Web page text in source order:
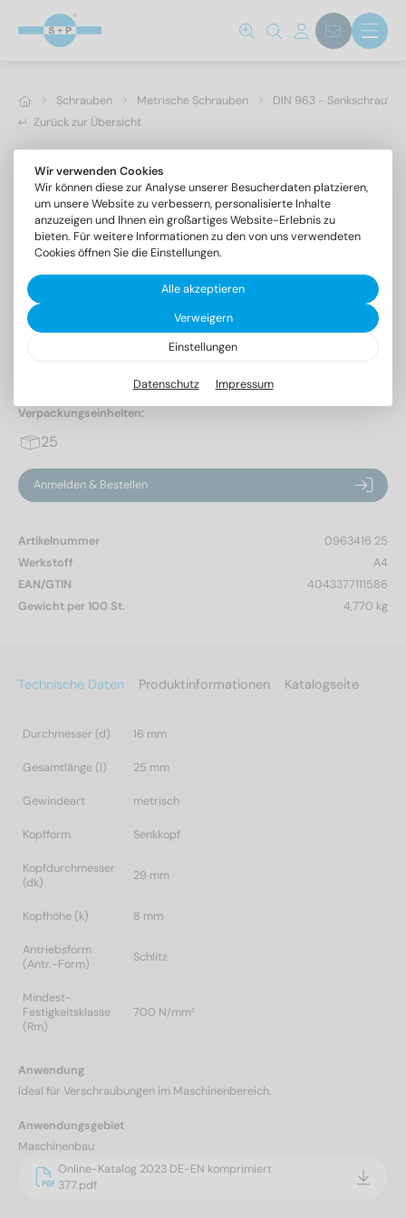
Schrauben Metrische Schrauben
DIN 963 -
Zurück zur Übersicht
DIN 963 A4 M 16X25
Senkschrauben mit Schlitz
Verpackungseinheiten:
25
Anmelden & Bestellen
Artikelnummer
0963416 25
Werkstoff
A4
EAN/GTIN
4043377111586
Gewicht per 100 St.
4,770 kg
Technische Daten Produktinformationen Katalogseite
Durchmesser (d) 16 mm
Gesamtlänge (l) 25 mm
Gewindeart metrisch
Kopfform Senkkopf
Kopfdurchmesser
(dk)
29 mm
Kopfhöhe (k) 8 mm
Antriebsform
(Antr.-Form)
Schlitz
Mindest-
Festigkeitsklasse
(Rm)
700 N/mm²
Anwendung
Ideal für Verschraubungen im Maschinenbereich.
Anwendungsgebiet
Maschinenbau
Online-Katalog 2023 DE-EN komprimiert
377.pdf
Wir verwenden Cookies
Wir können diese zur Analyse unserer Besucherdaten platzieren,
um unsere Website zu verbessern, personalisierte Inhalte
anzuzeigen und Ihnen ein großartiges Website-Erlebnis zu
bieten. Für weitere Informationen zu den von uns verwendeten
Cookies öffnen Sie die Einstellungen.
Alle akzeptieren
Verweigern
Einstellungen
Datenschutz Impressum